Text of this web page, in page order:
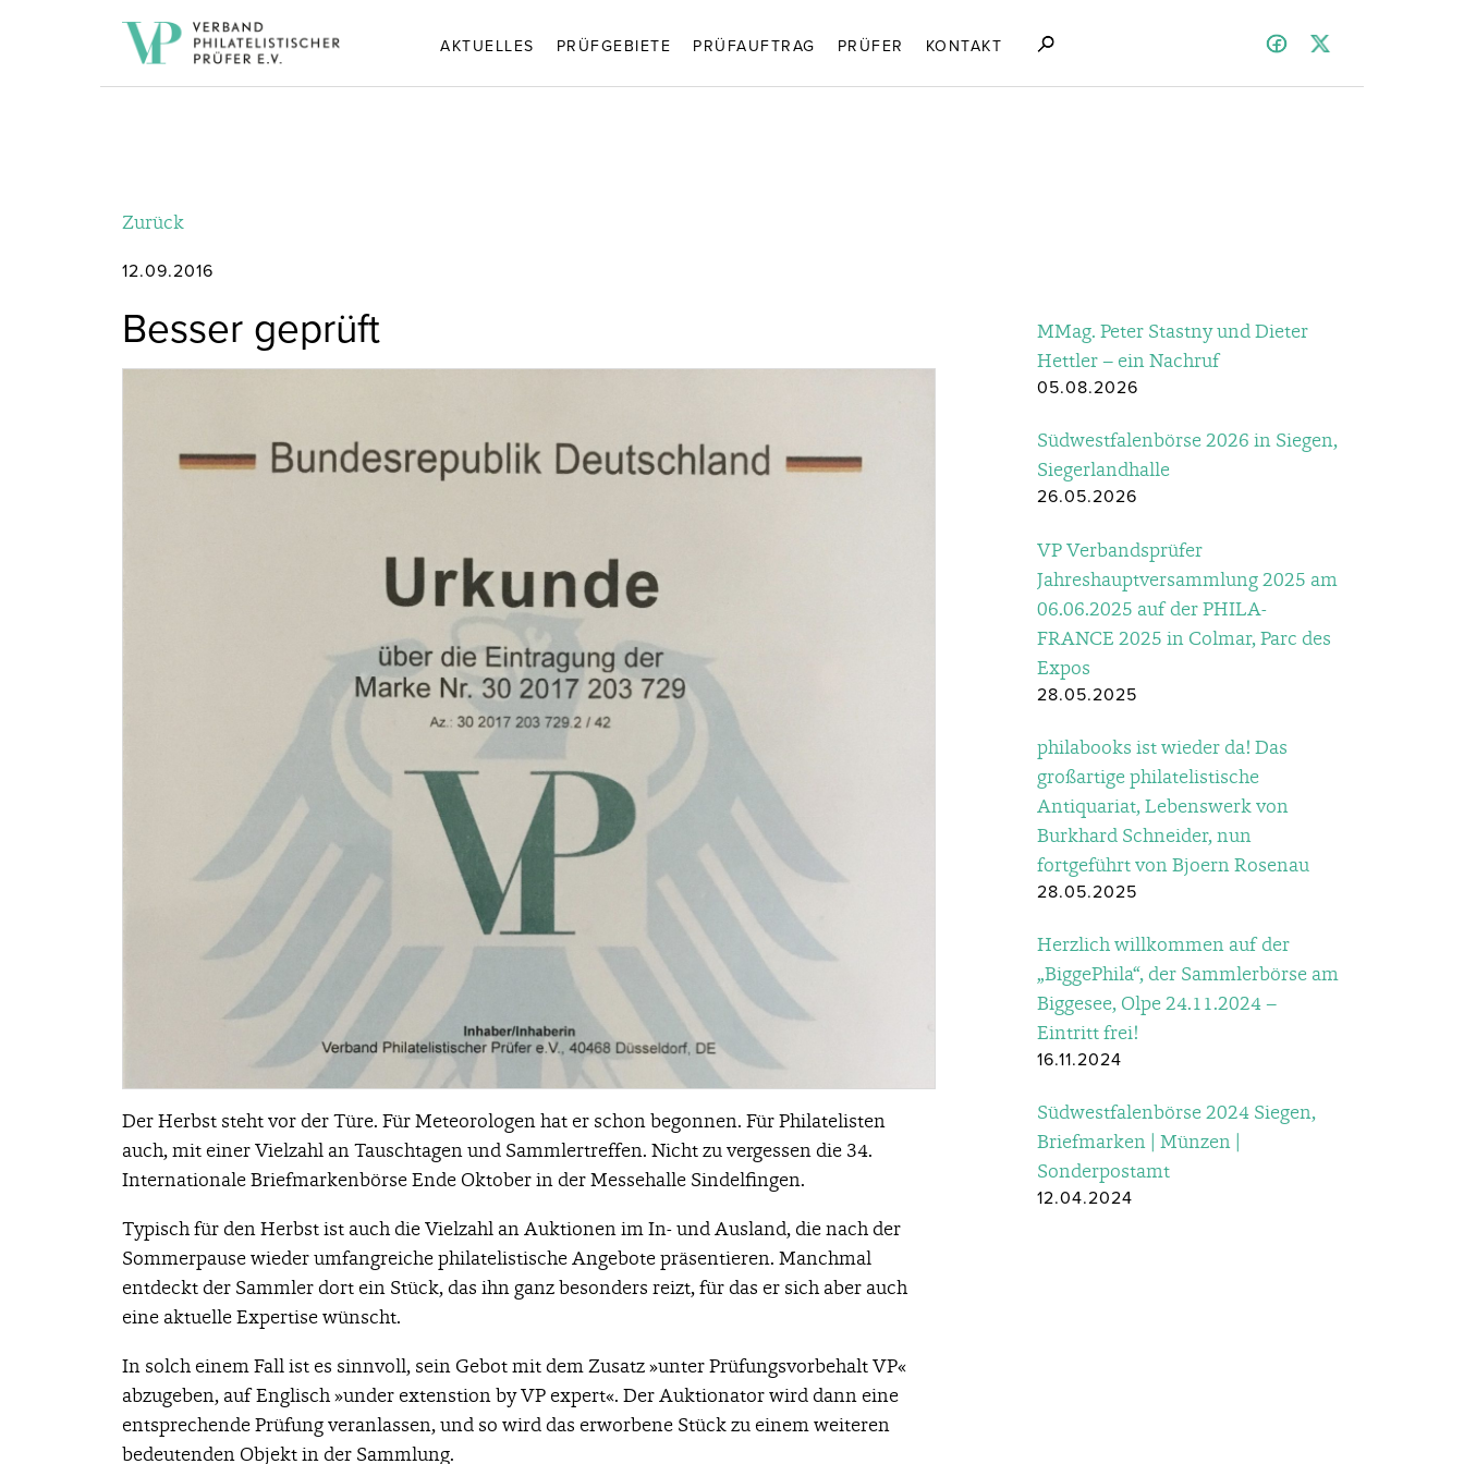
AKTUELLES PRÜFGEBIETE PRÜFAUFTRAG PRÜFER KONTAKT
Zurück
12.09.2016
Besser geprüft
Der Herbst steht vor der Türe. Für Meteorologen hat er schon begonnen. Für Philatelisten
auch, mit einer Vielzahl an Tauschtagen und Sammlertreffen. Nicht zu vergessen die 34.
Internationale Briefmarkenbörse Ende Oktober in der Messehalle Sindelfingen.
Typisch für den Herbst ist auch die Vielzahl an Auktionen im In- und Ausland, die nach der
Sommerpause wieder umfangreiche philatelistische Angebote präsentieren. Manchmal
entdeckt der Sammler dort ein Stück, das ihn ganz besonders reizt, für das er sich aber auch
eine aktuelle Expertise wünscht.
In solch einem Fall ist es sinnvoll, sein Gebot mit dem Zusatz »unter Prüfungsvorbehalt VP«
abzugeben, auf Englisch »under extenstion by VP expert«. Der Auktionator wird dann eine
entsprechende Prüfung veranlassen, und so wird das erworbene Stück zu einem weiteren
bedeutenden Objekt in der Sammlung.
MMag. Peter Stastny und Dieter
Hettler – ein Nachruf
05.08.2026
Südwestfalenbörse 2026 in Siegen,
Siegerlandhalle
26.05.2026
VP Verbandsprüfer
Jahreshauptversammlung 2025 am
06.06.2025 auf der PHILA-
FRANCE 2025 in Colmar, Parc des
Expos
28.05.2025
philabooks ist wieder da! Das
großartige philatelistische
Antiquariat, Lebenswerk von
Burkhard Schneider, nun
fortgeführt von Bjoern Rosenau
28.05.2025
Herzlich willkommen auf der
„BiggePhila“, der Sammlerbörse am
Biggesee, Olpe 24.11.2024 –
Eintritt frei!
16.11.2024
Südwestfalenbörse 2024 Siegen,
Briefmarken | Münzen |
Sonderpostamt
12.04.2024